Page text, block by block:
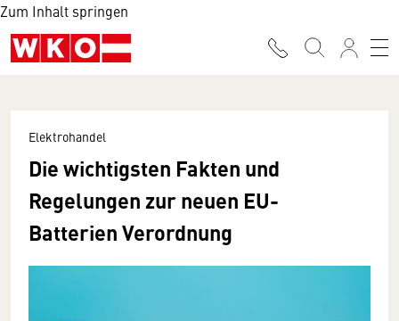
Zum Inhalt springen
Elektrohandel
Die wichtigsten Fakten und
Regelungen zur neuen EU-
Batterien Verordnung